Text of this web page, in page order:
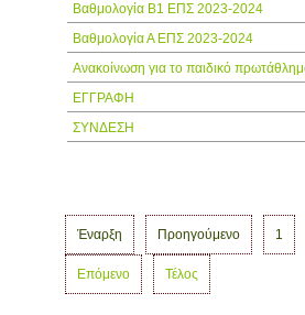
Βαθμολογία Β1 ΕΠΣ 2023-2024
Βαθμολογία Α ΕΠΣ 2023-2024
Ανακοίνωση για το παιδικό
ΕΓΓΡΑΦΗ
ΣΥΝΔΕΣΗ
Έναρξη Προηγούμενο 1
Επόμενο Τέλος